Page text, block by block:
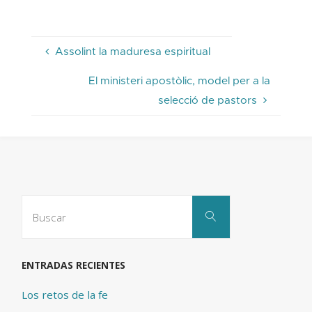
Assolint la maduresa espiritual
El ministeri apostòlic, model per a la
selecció de pastors
Buscar
ENTRADAS RECIENTES
Los retos de la fe